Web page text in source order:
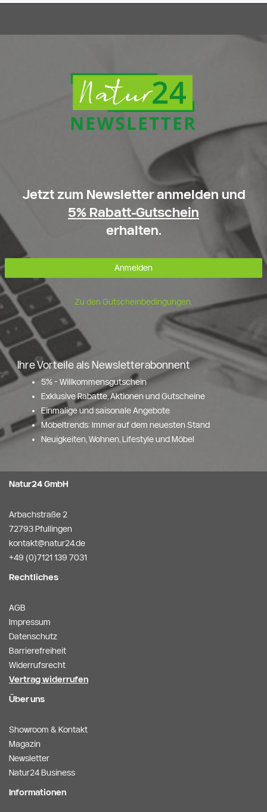
Jetzt zum Newsletter anmelden und
5% Rabatt-Gutschein
erhalten.
Anmelden
Zu den Gutscheinbedingungen.
Ihre Vorteile als Newsletterabonnent
5% - Willkommensgutschein
Exklusive Rabatte, Aktionen und Gutscheine
Einmalige und saisonale Angebote
Möbeltrends: Immer auf dem neuesten Stand
Neuigkeiten, Wohnen, Lifestyle und Möbel
Natur24 GmbH
Arbachstraße 2
72793 Pfullingen
kontakt@natur24.de
+49 (0)7121 139 7031
Rechtliches
AGB
Impressum
Datenschutz
Barrierefreiheit
Widerrufsrecht
Vertrag widerrufen
Über uns
Showroom & Kontakt
Magazin
Newsletter
Natur24 Business
Informationen